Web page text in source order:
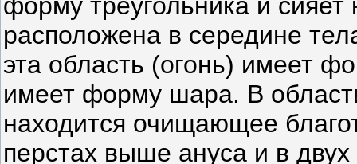
расположена в середине
эта область (огонь) имеет
имеет форму шара. В
находится очищающее
перстах выше ануса и в